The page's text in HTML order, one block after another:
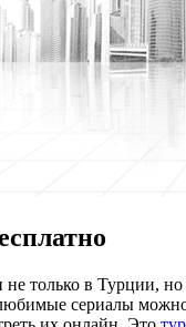
только в Турции,
сериалы